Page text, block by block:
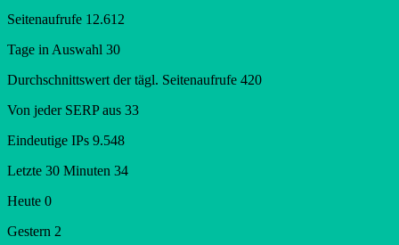
Seitenaufrufe 12.612
Tage in Auswahl 30
Durchschnittswert der tägl. Seitenaufrufe 420
Von jeder SERP aus 33
Eindeutige IPs 9.548
Letzte 30 Minuten 34
Heute 0
Gestern 2